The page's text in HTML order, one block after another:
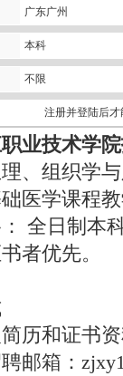
广东广州
本科
不限
注册并登陆后
业技术学
、组织学
医学课程
全日制本
者优先。
历和证书
邮箱：